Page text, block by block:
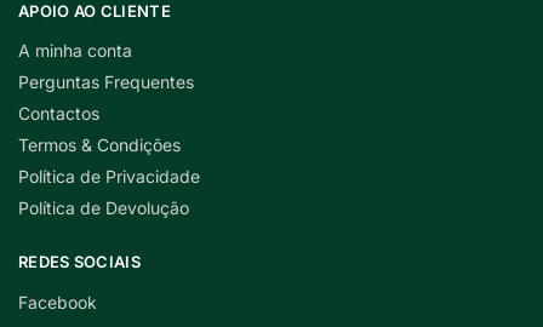
APOIO AO CLIENTE
A minha conta
Perguntas Frequentes
Contactos
Termos & Condições
Política de Privacidade
Política de Devolução
REDES SOCIAIS
Facebook